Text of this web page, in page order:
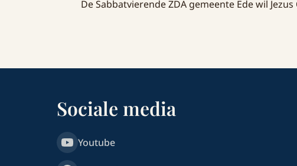
De Sabbatvierende ZDA gemeente Ede wil
Sociale media
Youtube